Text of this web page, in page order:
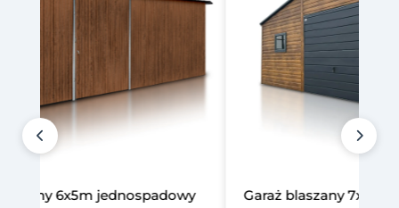
7x5m
Garaż blaszany 6x5m